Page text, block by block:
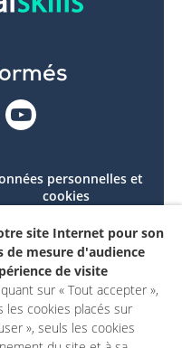
personnelles et
cookies
conforme
Mentions légales
site Internet pour son
mesure d'audience
de visite
sur « Tout accepter »,
les cookies placés sur
», seuls les cookies